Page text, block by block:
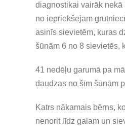
diagnostikai vairāk
no iepriekšējām
asinīs sievietēm, kuras
šūnām 6 no 8 sievietēs,
41 nedēļu garumā pa
daudzas no šīm šūnām
Katrs nākamais bērns,
nenorit līdz galam un